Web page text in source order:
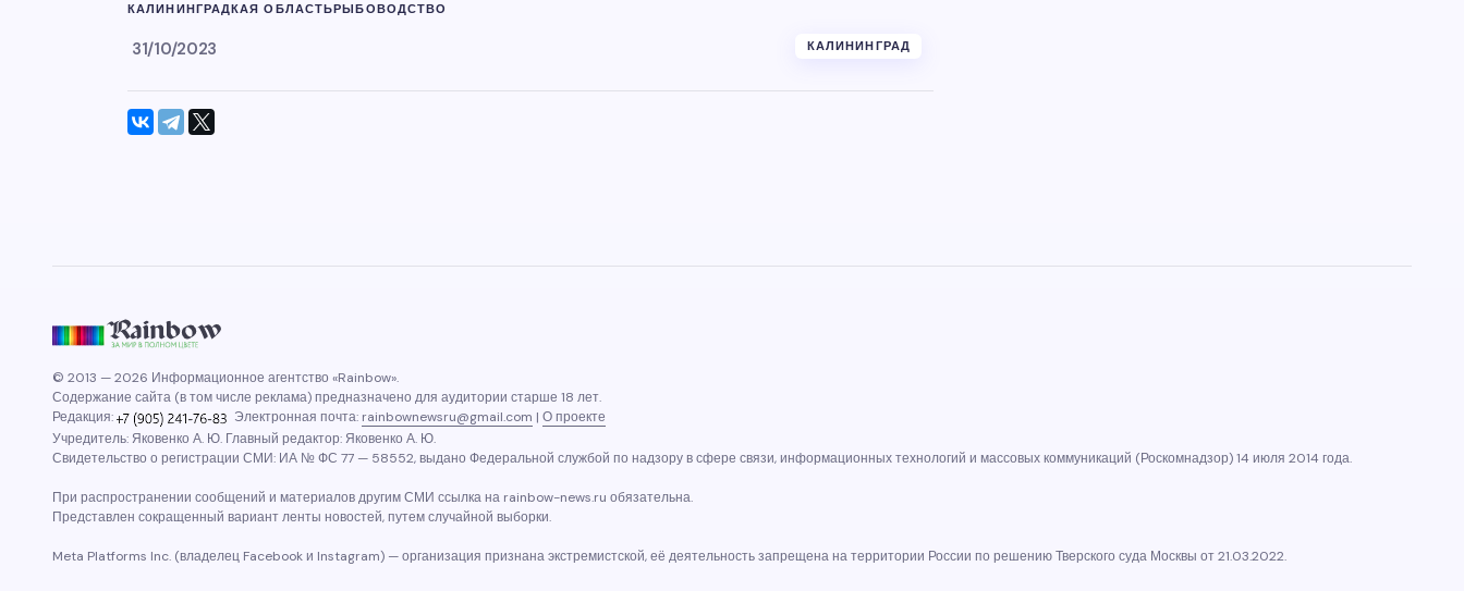
КАЛИНИНГРАДКАЯ ОБЛАСТЬРЫБОВОДСТВО
31/10/2023 КАЛИНИНГРАД
© 2013 — 2026 Информационное агентство «Rainbow».
Содержание сайта (в том числе реклама) предназначено для аудитории старше 18 лет.
Редакция:
Электронная почта: rainbownewsru@gmail.com | О проекте
Учредитель: Яковенко А. Ю. Главный редактор: Яковенко А. Ю.
Свидетельство о регистрации СМИ: ИА № ФС 77 — 58552, выдано Федеральной службой по надзору в сфере связи, информационных технологий и массовых коммуникаций (Роскомнадзор) 14 июля 2014 года.
При распространении сообщений и материалов другим СМИ ссылка на rainbow-news.ru обязательна.
Представлен сокращенный вариант ленты новостей, путем случайной выборки.
Meta Platforms Inc. (владелец Facebook и Instagram) — организация признана экстремистской, её деятельность запрещена на территории России по решению Тверского суда Москвы от 21.03.2022.